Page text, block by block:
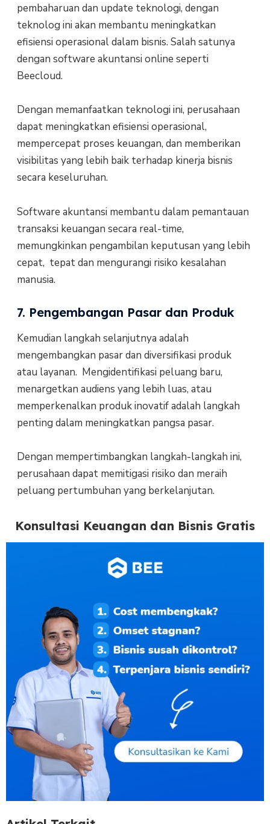
pembaharuan dan update teknologi, dengan
teknolog ini akan membantu meningkatkan
efisiensi operasional dalam bisnis. Salah satunya
dengan software akuntansi online seperti
Beecloud.
Dengan memanfaatkan teknologi ini, perusahaan
dapat meningkatkan efisiensi operasional,
mempercepat proses keuangan, dan memberikan
visibilitas yang lebih baik terhadap kinerja bisnis
secara keseluruhan.
Software akuntansi membantu dalam pemantauan
transaksi keuangan secara real-time,
memungkinkan pengambilan keputusan yang lebih
cepat, tepat dan mengurangi risiko kesalahan
manusia.
7. Pengembangan Pasar dan Produk
Kemudian langkah selanjutnya adalah
mengembangkan pasar dan diversifikasi produk
atau layanan. Mengidentifikasi peluang baru,
menargetkan audiens yang lebih luas, atau
memperkenalkan produk inovatif adalah langkah
penting dalam meningkatkan pangsa pasar.
Dengan mempertimbangkan langkah-langkah ini,
perusahaan dapat memitigasi risiko dan meraih
peluang pertumbuhan yang berkelanjutan.
Konsultasi Keuangan dan Bisnis Gratis